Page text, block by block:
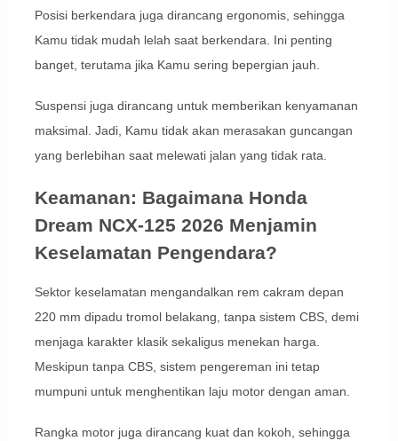
Posisi berkendara juga dirancang ergonomis, sehingga
Kamu tidak mudah lelah saat berkendara. Ini penting
banget, terutama jika Kamu sering bepergian jauh.
Suspensi juga dirancang untuk memberikan kenyamanan
maksimal. Jadi, Kamu tidak akan merasakan guncangan
yang berlebihan saat melewati jalan yang tidak rata.
Keamanan: Bagaimana Honda
Dream NCX-125 2026 Menjamin
Keselamatan Pengendara?
Sektor keselamatan mengandalkan rem cakram depan
220 mm dipadu tromol belakang, tanpa sistem CBS, demi
menjaga karakter klasik sekaligus menekan harga.
Meskipun tanpa CBS, sistem pengereman ini tetap
mumpuni untuk menghentikan laju motor dengan aman.
Rangka motor juga dirancang kuat dan kokoh, sehingga